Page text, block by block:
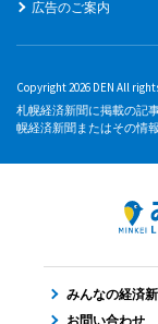
広告のご案内
Copyright 2026 DEN All
札幌経済新聞に掲載の記
幌経済新聞またはその情
みんなの経済
お問い合わせ